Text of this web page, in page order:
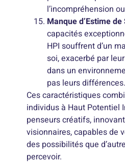
l’incompréhension
Manque d’Estime de
capacités
HPI souffrent d’un
soi, exacerbé par
dans un
pas leurs différences.
Ces caractéristiques
individus à Haut Potentiel
penseurs créatifs,
visionnaires, capables de
des possibilités que
percevoir.